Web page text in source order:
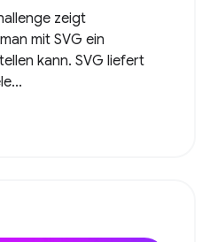
zeigt
mit SVG ein
kann. SVG liefert